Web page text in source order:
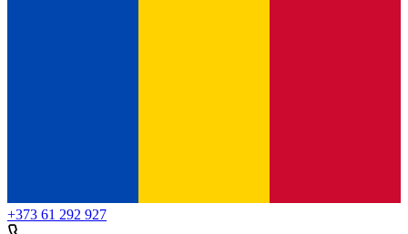
+373 61 292 927